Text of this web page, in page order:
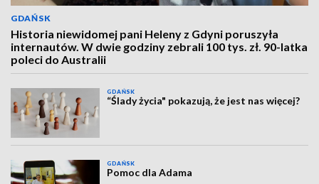
GDAŃSK
Historia niewidomej pani Heleny z Gdyni poruszyła
internautów. W dwie godziny zebrali 100 tys. zł. 90-latka
poleci do Australii
GDAŃSK
“Ślady życia" pokazują, że jest nas więcej?
GDAŃSK
Pomoc dla Adama